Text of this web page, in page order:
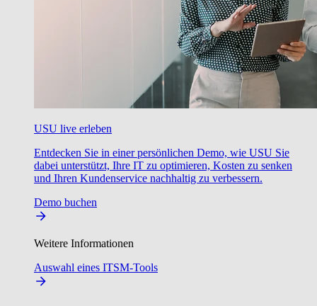
USU live erleben
Entdecken Sie in einer persönlichen Demo, wie USU Sie
dabei unterstützt, Ihre IT zu optimieren, Kosten zu senken
und Ihren Kundenservice nachhaltig zu verbessern.
Demo buchen
Weitere Informationen
Auswahl eines ITSM-Tools